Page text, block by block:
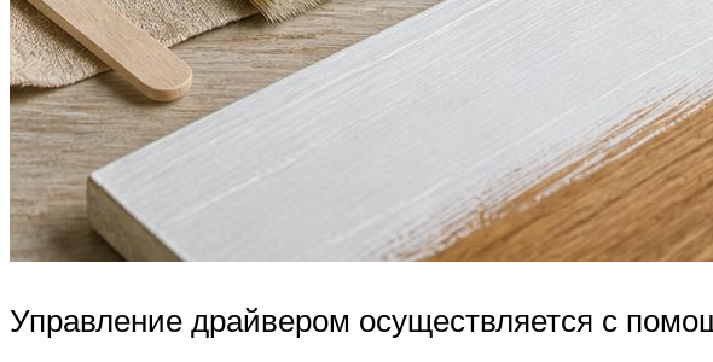
Управление драйвером осуществляется с